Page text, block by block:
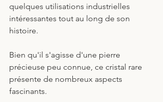
quelques utilisations industrielles
intéressantes tout au long de son
histoire.
Bien qu'il s'agisse d'une pierre
précieuse peu connue, ce cristal rare
présente de nombreux aspects
fascinants.